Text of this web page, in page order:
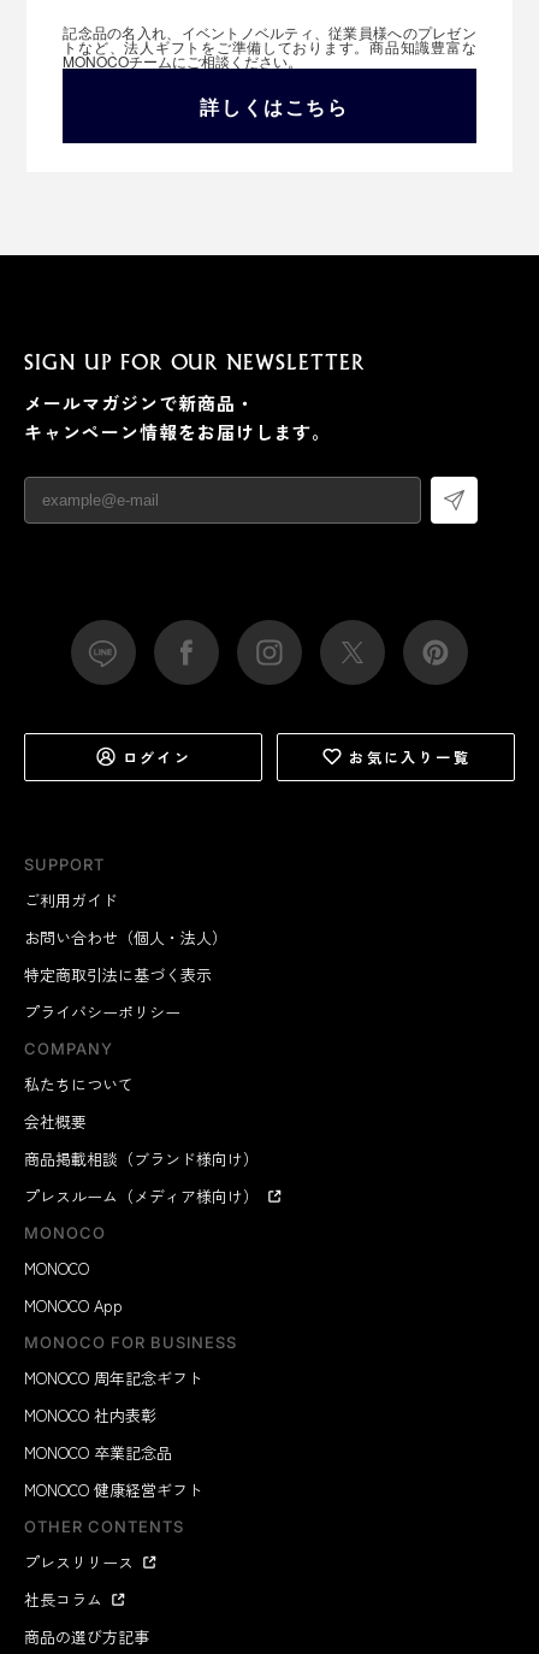
記念品の名入れ、イベントノベルティ、従業員様へのプレゼン
トなど、法人ギフトをご準備しております。商品知識豊富な
MONOCOチームにご相談ください。
詳しくはこちら
SUPPORT
ご利用ガイド
お問い合わせ（個人・法人）
特定商取引法に基づく表示
プライバシーポリシー
COMPANY
私たちについて
会社概要
商品掲載相談（ブランド様向け）
プレスルーム（メディア様向け）
MONOCO
MONOCO
MONOCO App
MONOCO FOR BUSINESS
MONOCO 周年記念ギフト
MONOCO 社内表彰
MONOCO 卒業記念品
MONOCO 健康経営ギフト
OTHER CONTENTS
プレスリリース
社長コラム
商品の選び方記事
SIGN UP FOR OUR NEWSLETTER
メールマガジンで新商品・
キャンペーン情報をお届けします。
ログイン お気に入り一覧